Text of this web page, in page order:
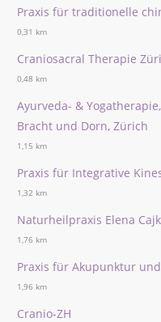
Praxis für traditionelle
0,31 km
Craniosacral Therapie
0,48 km
Ayurveda- &
Bracht und Dorn, Zürich
1,15 km
Praxis für Integrative
1,32 km
Naturheilpraxis Elena
1,76 km
Praxis für Akupunktur
1,96 km
Cranio-ZH